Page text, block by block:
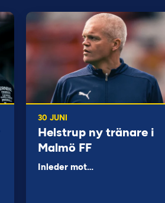
30 JUNI
Helstrup ny tränare i
Malmö FF
Inleder mot…